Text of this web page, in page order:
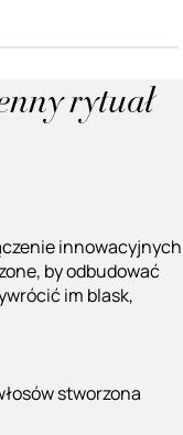
rytuał
innowacyjnych
by odbudować
im blask,
stworzona